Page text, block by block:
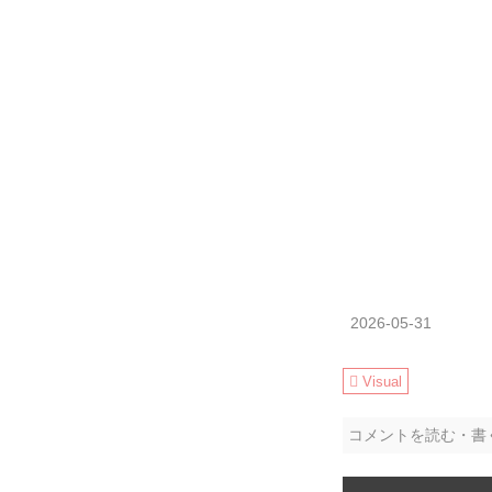
2026-05-31
Visual
コメントを読む・書